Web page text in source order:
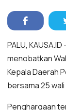
PALU,
menobatkan
Kepala Daerah
bersama 25
Penghargaan